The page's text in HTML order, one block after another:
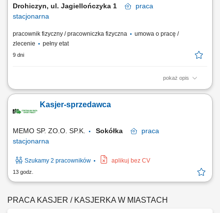
Drohiczyn, ul. Jagiellończyka 1
praca
stacjonarna
pracownik fizyczny / pracowniczka fizyczna
umowa o pracę /
zlecenie
pełny etat
9 dni
pokaż opis
Twoje zadania: Praca fizyczna w dziale warzyw i owoców. Obsługa kasy
Prawidłowa ekspozycja produktów. Kontrola terminów przydatności do
spożycia.
Kasjer-sprzedawca
MEMO SP. ZO.O. SP.K. Sokółka
praca
stacjonarna
Szukamy 2 pracowników aplikuj bez CV
13 godz.
PRACA KASJER / KASJERKA W MIASTACH